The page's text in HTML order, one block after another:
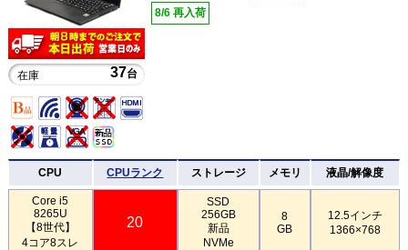
在庫 37台
8/6 再入荷
CPU CPUランク ストレージ メモリ 液晶/解像度
Core i5
8265U
【8世代】
4コア8スレ
20
SSD
256GB
新品
NVMe
8
GB
12.5インチ
1366×768